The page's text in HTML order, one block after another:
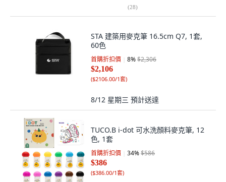
(28)
STA 建築用麥克筆 16.5cm Q7, 1套,
60色
首購折扣價 8%$2,306
$2,106
($2106.00/1套)
8/12 星期三 預計送達
TUCO.B i-dot 可水洗顏料麥克筆, 12
色, 1套
首購折扣價 34%$586
$386
($386.00/1套)